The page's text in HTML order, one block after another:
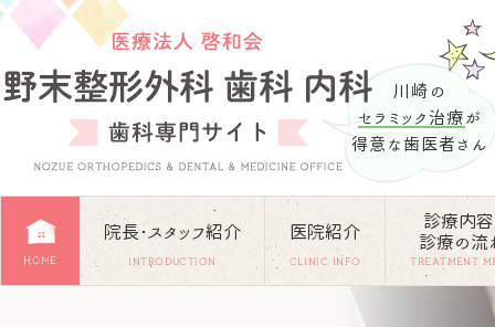
川崎の
セラミック治療 が
得意な歯医者さん
HOME
院長･スタッフ紹介
INTRODUCTION
医院紹介
CLINIC INFO
診療内
診療の流
TREATMENT